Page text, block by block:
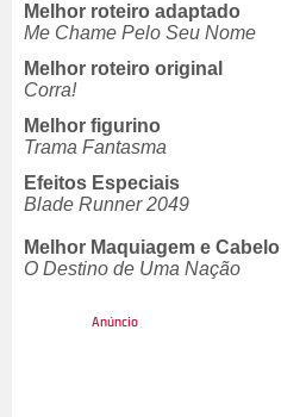
Melhor roteiro adaptado
Me Chame Pelo Seu Nome
Melhor roteiro original
Corra!
Melhor figurino
Trama Fantasma
Efeitos Especiais
Blade Runner 2049
Melhor Maquiagem e Cabelo
O Destino de Uma Nação